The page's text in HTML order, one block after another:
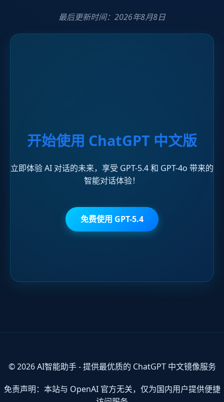
最后更新时间： 2026年8月8日
开始使用 ChatGPT 中文版
立即体验 AI 对话的未来，享受 GPT-5.4 和 GPT-4o 带来的
智能对话体验！
免费使用 GPT-5.4
© 2026 AI智能助手 - 提供最优质的 ChatGPT 中文镜像服务
免责声明：本站与 OpenAI 官方无关，仅为国内用户提供便捷